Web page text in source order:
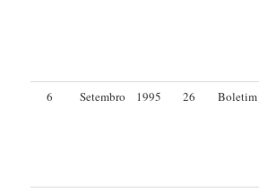
6
Setembro 1995 26 Boletim